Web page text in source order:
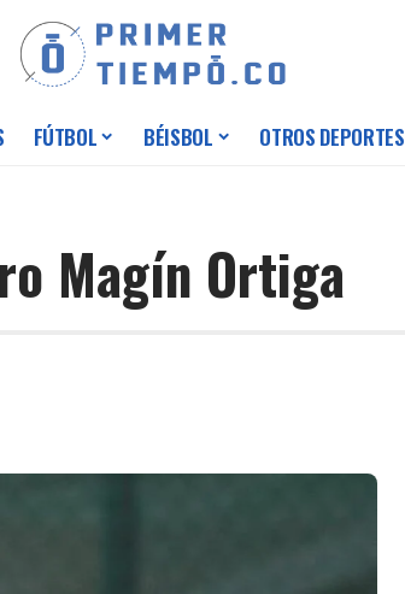
FÚTBOL BÉISBOL OTROS DEPORTES
Magín Ortiga